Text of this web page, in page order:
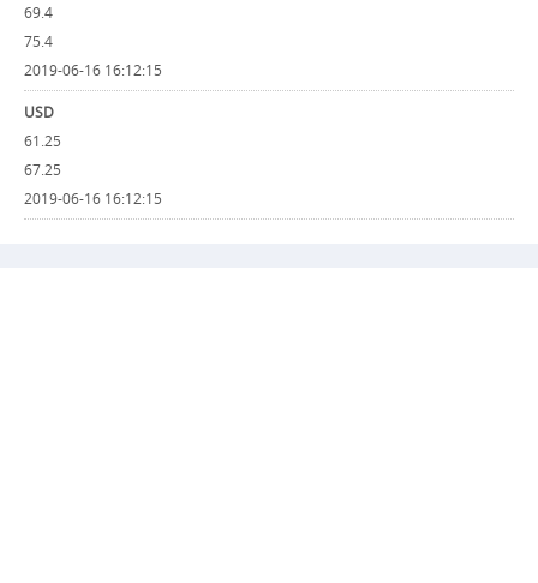
69.4
75.4
2019-06-16 16:12:15
USD
61.25
67.25
2019-06-16 16:12:15